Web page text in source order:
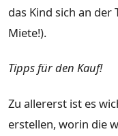
das Kind sich an
Miete!).
Tipps für den Kauf!
Zu allererst ist es
erstellen, worin die